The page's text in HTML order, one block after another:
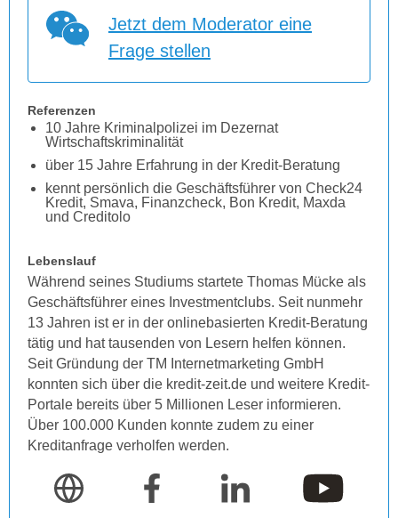
Jetzt dem Moderator eine
Frage stellen
Referenzen
10 Jahre Kriminalpolizei im Dezernat
Wirtschaftskriminalität
über 15 Jahre Erfahrung in der Kredit-Beratung
kennt persönlich die Geschäftsführer von Check24
Kredit, Smava, Finanzcheck, Bon Kredit, Maxda
und Creditolo
Lebenslauf
Während seines Studiums startete Thomas Mücke als
Geschäftsführer eines Investmentclubs. Seit nunmehr
13 Jahren ist er in der onlinebasierten Kredit-Beratung
tätig und hat tausenden von Lesern helfen können.
Seit Gründung der TM Internetmarketing GmbH
konnten sich über die kredit-zeit.de und weitere Kredit-
Portale bereits über 5 Millionen Leser informieren.
Über 100.000 Kunden konnte zudem zu einer
Kreditanfrage verholfen werden.